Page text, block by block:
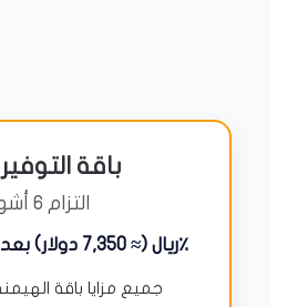
باقة
التزام 6 أشهر
27,540 ريال (≈ 7,350 دولار) بعد خصم 15٪
جميع مزايا باقة